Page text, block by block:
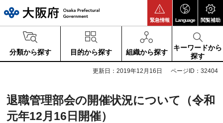
緊急情報 Language 閲覧補助
分類から探す 目的から探す 組織から探す
キーワードから
探す
更新日：2019年12月16日 ページID：32404
退職管理部会の開催状況について（令和
元年12月16日開催）